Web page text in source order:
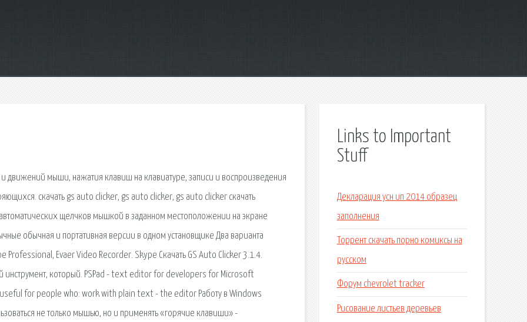
движений мыши, нажатия клавиш на клавиатуре, записи и воспроизведения
скачать gs auto clicker, gs auto clicker, gs auto clicker скачать
щелчков мышкой в заданном местоположении на экране
обычная и портативная версии в одном установщике Два варианта
Professional, Evaer Video Recorder. Skype Скачать GS Auto Clicker 3.1.4.
инструмент, который. PSPad - text editor for developers for Microsoft
for people who: work with plain text - the editor Работу в Windows
не только мышью, но и применять «горячие клавиши» -
Links to Important
Stuff
Декларация усн ип 2014 образец
заполнения
Торрент скачать порно комиксы на
русском
Форум chevrolet tracker
Рисование листьев деревьев